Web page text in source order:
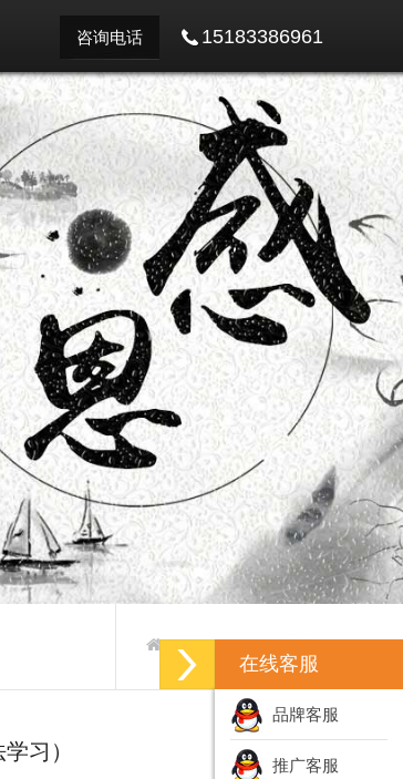
咨询电话 15183386961
产品推广-产品推广方案
习）
在线客服
品牌客服
推广客服